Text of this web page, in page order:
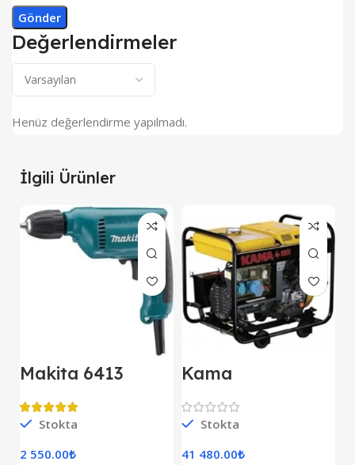
Değerlendirmeler
Henüz değerlendirme yapılmadı.
İlgili Ürünler
Makita 6413
Stokta
2 550.00₺
Kama
Kipor Dizel
Jeneratör Marşlı
Monofaze
Stokta
41 480.00₺